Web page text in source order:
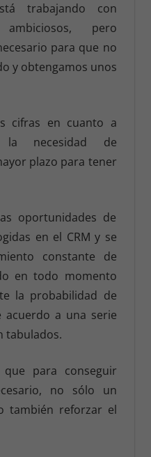
trabajando con
pero
para que no
y obtengamos unos
cifras en cuanto a
la necesidad de
plazo para tener
oportunidades de
en el CRM y se
constante de
en todo momento
la probabilidad de
acuerdo a una serie
tabulados.
para conseguir
no sólo un
también reforzar el